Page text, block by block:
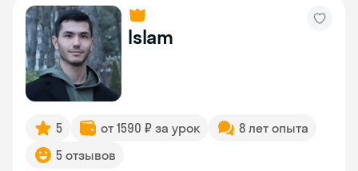
Islam
5 от 1590 ₽ за урок
8 лет опыта
5 отзывов